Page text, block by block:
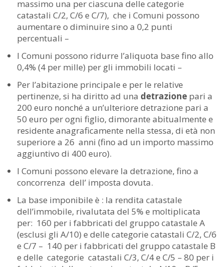
massimo una per ciascuna delle categorie
catastali C/2, C/6 e C/7), che i Comuni possono
aumentare o diminuire sino a 0,2 punti
percentuali –
I Comuni possono ridurre l’aliquota base fino allo
0,4% (4 per mille) per gli immobili locati –
Per l’abitazione principale e per le relative
pertinenze, si ha diritto ad una detrazione pari a
200 euro nonché a un’ulteriore detrazione pari a
50 euro per ogni figlio, dimorante abitualmente e
residente anagraficamente nella stessa, di età non
superiore a 26 anni (fino ad un importo massimo
aggiuntivo di 400 euro).
I Comuni possono elevare la detrazione, fino a
concorrenza dell’ imposta dovuta.
La base imponibile è : la rendita catastale
dell’immobile, rivalutata del 5% e moltiplicata
per: 160 per i fabbricati del gruppo catastale A
(esclusi gli A/10) e delle categorie catastali C/2, C/6
e C/7 – 140 per i fabbricati del gruppo catastale B
e delle categorie catastali C/3, C/4 e C/5 – 80 per i